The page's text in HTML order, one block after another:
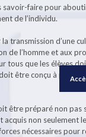
faire pour
de l’individu.
transmission d’une
de l’homme et aux
tous que les élèves
être conçu à partir
être préparé non pas
acquis non seulement
nécessaires pour